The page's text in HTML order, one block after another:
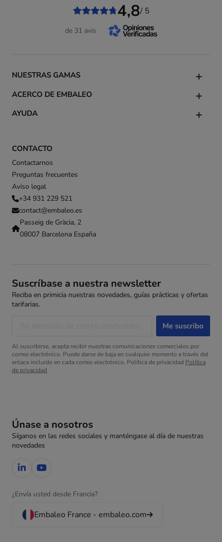
CONTACTO
Contactarnos
Preguntas frecuentes
Aviso legal
+34 931 229 521
contact@embaleo.es
Passeig de Gràcia, 2
08007 Barcelona España
NUESTRAS GAMAS
ACERCO DE EMBALEO
AYUDA
4,8/ 5
de 31 avis
Únase a nosotros
Síganos en las redes sociales y manténgase al día de nuestras
novedades
¿Envía usted desde Francia?
Embaleo France - embaleo.com
Suscríbase a nuestra newsletter
Reciba en primicia nuestras novedades, guías prácticas y ofertas
tarifarias.
Al suscribirse, acepta recibir nuestras comunicaciones comerciales por
correo electrónico. Puede darse de baja en cualquier momento a través del
enlace incluido en cada correo electrónico. Política de privacidad Política
de privacidad